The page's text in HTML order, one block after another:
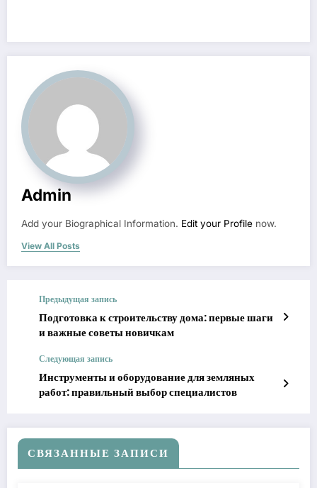
Admin
Add your Biographical Information. Edit your Profile now.
View All Posts
Предыдущая запись
Подготовка к строительству дома: первые шаги
и важные советы новичкам
Следующая запись
Инструменты и оборудование для земляных
работ: правильный выбор специалистов
СВЯЗАННЫЕ ЗАПИСИ